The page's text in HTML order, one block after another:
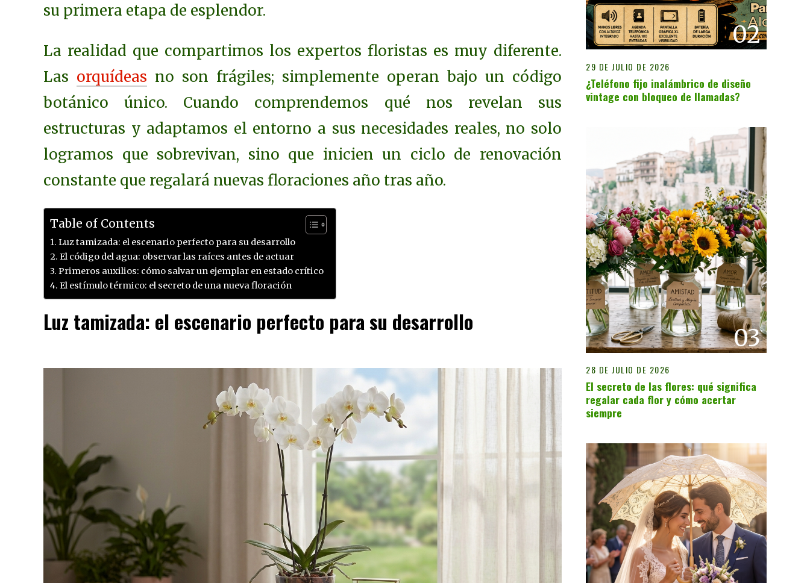
su primera etapa de esplendor.
La realidad que compartimos los expertos floristas es muy diferente.
Las orquídeas no son frágiles; simplemente operan bajo un código
botánico único. Cuando comprendemos qué nos revelan sus
estructuras y adaptamos el entorno a sus necesidades reales, no solo
logramos que sobrevivan, sino que inicien un ciclo de renovación
constante que regalará nuevas floraciones año tras año.
Table of Contents
Luz tamizada: el escenario perfecto para su desarrollo
El código del agua: observar las raíces antes de actuar
Primeros auxilios: cómo salvar un ejemplar en estado crítico
El estímulo térmico: el secreto de una nueva floración
Luz tamizada: el escenario perfecto para su desarrollo
02
29 DE JULIO DE 2026
¿Teléfono fijo inalámbrico de diseño
vintage con bloqueo de llamadas?
03
28 DE JULIO DE 2026
El secreto de las flores: qué significa
regalar cada flor y cómo acertar
siempre